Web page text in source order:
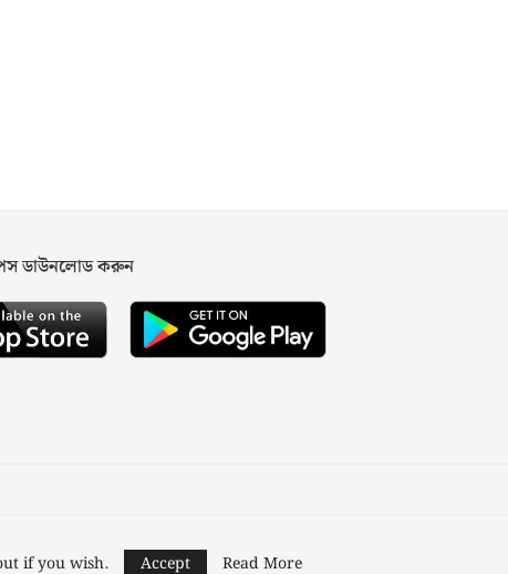
ডাউনলোড করুন
and Developed byNusratech Pte Ltd.
if you wish. Accept Read More